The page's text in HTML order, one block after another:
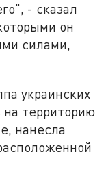
- сказал
он
силами,
украинских
на территорию
нанесла